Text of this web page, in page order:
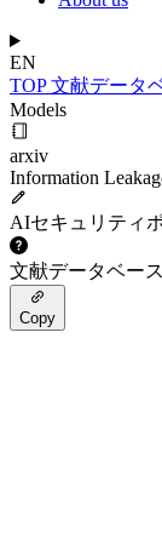
EN
TOP文献データ
Models
arxiv
Information
AIセキュリティ
文献データベー
Copy